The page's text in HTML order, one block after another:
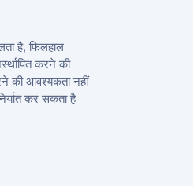
है, फिलहाल
करने की
की आवश्यकता नहीं
कर सकता है